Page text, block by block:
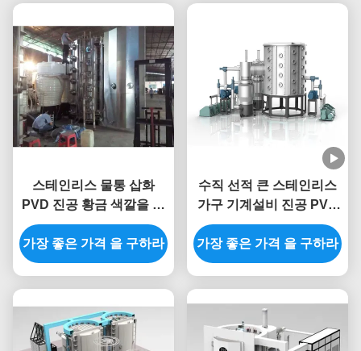
스테인리스 물통 삽화
PVD 진공 황금 색깔을 위
한 티타늄 질화물 코팅 기
계
가장 좋은 가격 을 구하라
수직 선적 큰 스테인리스
가구 기계설비 진공 PVD
금 도금 기계
가장 좋은 가격 을 구하라